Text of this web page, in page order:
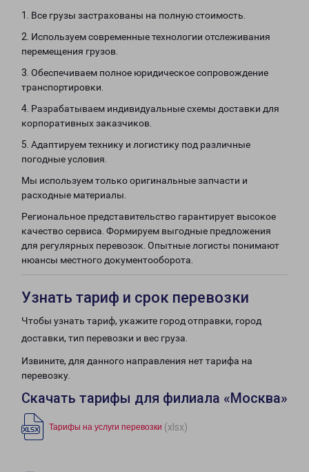
1. Все грузы застрахованы на полную стоимость.
2. Используем современные технологии отслеживания
перемещения грузов.
3. Обеспечиваем полное юридическое сопровождение
транспортировки.
4. Разрабатываем индивидуальные схемы доставки для
корпоративных заказчиков.
5. Адаптируем технику и логистику под различные
погодные условия.
Мы используем только оригинальные запчасти и
расходные материалы.
Региональное представительство гарантирует высокое
качество сервиса. Формируем выгодные предложения
для регулярных перевозок. Опытные логисты понимают
нюансы местного документооборота.
Узнать тариф и срок перевозки
Чтобы узнать тариф, укажите город отправки, город
доставки, тип перевозки и вес груза.
Извините, для данного направления нет тарифа на
перевозку.
Скачать тарифы для филиала «Москва»
Тарифы на услуги перевозки (xlsx)